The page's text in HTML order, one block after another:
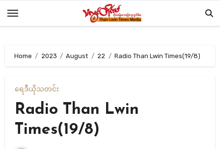
Home 2023 August 22 Radio Than Lwin Times(19/8)
ရေဒီယိုသတင်း
Radio Than Lwin
Times(19/8)